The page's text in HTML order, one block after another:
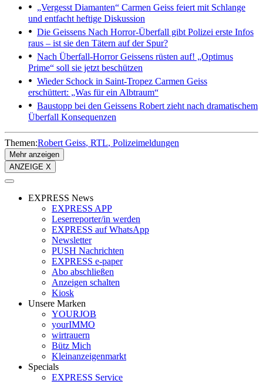
„Vergesst Diamanten“ Carmen Geiss feiert mit Schlange
und entfacht heftige Diskussion
Die Geissens Nach Horror-Überfall gibt Polizei erste Infos
raus – ist sie den Tätern auf der Spur?
Nach Überfall-HorrorGeissens rüsten auf! „Optimus
Prime“ soll sie jetzt beschützen
Wieder Schock in Saint-Tropez Carmen Geiss
erschüttert: „Was für ein Albtraum“
Baustopp bei den Geissens Robert zieht nach dramatischem
Überfall Konsequenzen
Themen:Robert Geiss RTL Polizeimeldungen
Mehr anzeigen
ANZEIGE X
EXPRESS News
EXPRESS APP
Leserreporter/in werden
EXPRESS auf WhatsApp
Newsletter
PUSH Nachrichten
EXPRESS e-paper
Abo abschließen
Anzeigen schalten
Kiosk
Unsere Marken
YOURJOB
yourIMMO
wirtrauern
Bütz Mich
Kleinanzeigenmarkt
Specials
EXPRESS Service